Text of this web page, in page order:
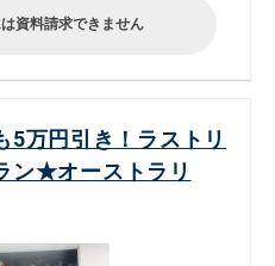
資料請求できません
5万円引き！ラストリ
ン★オーストラリ